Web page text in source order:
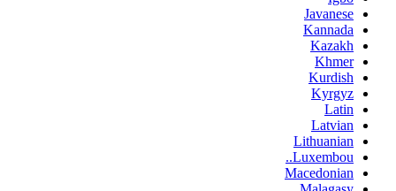
Javanese
Kannada
Kazakh
Khmer
Kurdish
Kyrgyz
Latin
Latvian
Lithuanian
Luxembou..
Macedonian